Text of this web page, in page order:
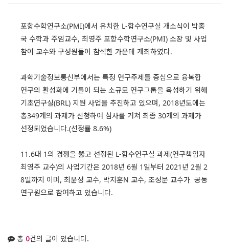
포항수학연구소(PMI)에서 유치한 L-함수연구실 개소식이 박종
국 수학과 주임교수, 최영주 포항수학연구소(PMI) 소장 및 사업
참여 교수와 구성원들이 참석한 가운데 개최하였다.
과학기술정보통신부에서는 특정 연구주제를 중심으로 융복합
연구의 활성화에 기틀이 되는 소규모 연구그룹을 육성하기 위해
기초연구실(BRL) 지원 사업을 추진하고 있으며, 2018년도에는
총349개의 과제가 신청하여 심사를 거쳐 최종 30개의 과제가
선정되었습니다.(선정률 8.6%)
11.6대 1의 경쟁을 뚫고 선정된 L-함수연구실 과제(연구책임자
최영주 교수)의 사업기간은 2018년 6월 1일부터 2021년 2월 2
8일까지 이며, 최윤성 교수, 박지훈N 교수, 조성문 교수가 공동
연구원으로 참여하고 있습니다.
총 0건의 글이 있습니다.